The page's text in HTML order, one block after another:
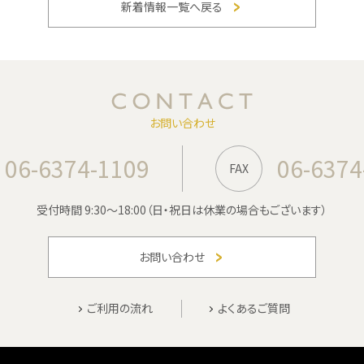
新着情報一覧へ戻る
お問い合わせ
06-6374-1109 FAX 06-
受付時間 9:30〜18:00 （日・祝日は休業の場合もございます）
お問い合わせ
ご利用の流れ よくあるご質問